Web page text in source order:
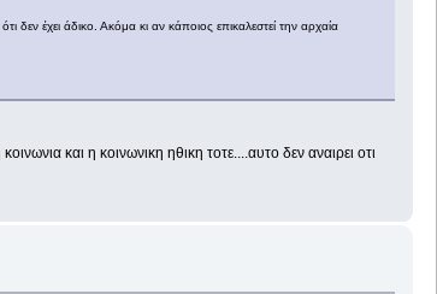
δεν έχει άδικο. Ακόμα κι αν κάποιος επικαλεστεί την αρχαία
και η κοινωνικη ηθικη τοτε....αυτο δεν αναιρει οτι